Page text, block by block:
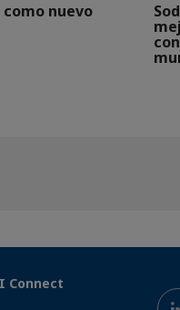
como nuevo
Connect